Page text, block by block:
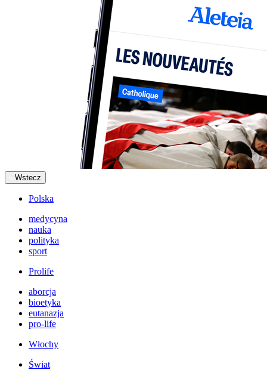
Wstecz
Polska
medycyna
nauka
polityka
sport
Prolife
aborcja
bioetyka
eutanazja
pro-life
Włochy
Świat